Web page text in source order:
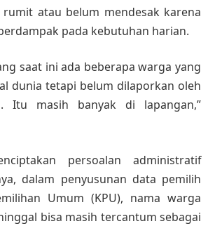
rumit atau belum mendesak karena
pada kebutuhan harian.
saat ini ada beberapa warga yang
dunia tetapi belum dilaporkan oleh
Itu masih banyak di lapangan,”
persoalan administratif
dalam penyusunan data pemilih
Umum (KPU), nama warga
bisa masih tercantum sebagai